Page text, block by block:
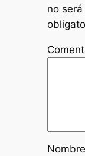
no
Nombre